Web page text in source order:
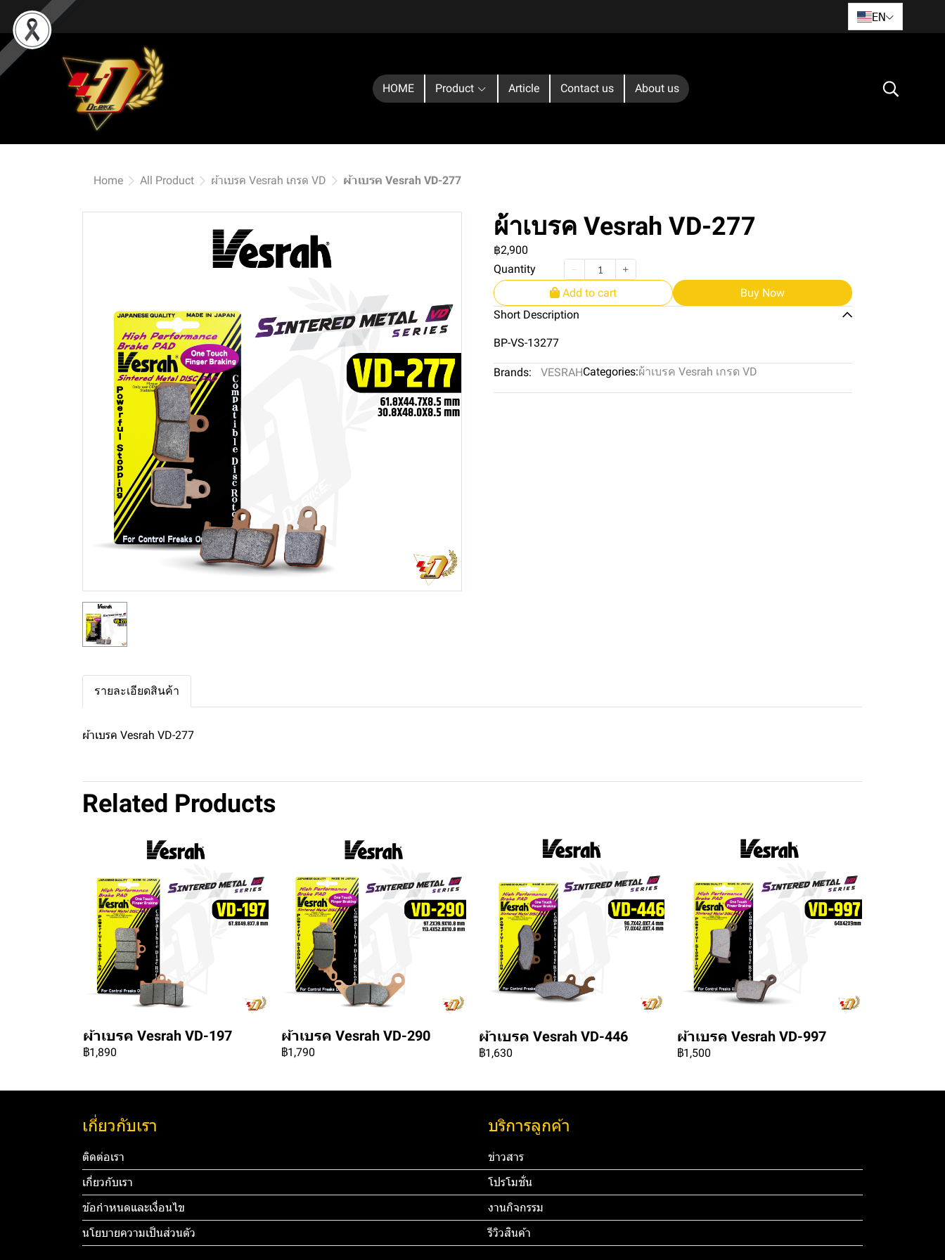
EN
HOME Product Article Contact us About us
Home All Product ผ้าเบรค Vesrah เกรด VD ผ้าเบรค Vesrah VD-277
ผ้าเบรค Vesrah VD-277
฿2,900
Quantity
Add to cart
Buy Now
Short Description
BP-VS-13277
Brands: VESRAHCategories:ผ้าเบรค Vesrah เกรด VD
รายละเอียดสินค้า
ผ้าเบรค Vesrah VD-277
Related Products
ผ้าเบรค Vesrah VD-197
฿1,890
ผ้าเบรค Vesrah VD-290
฿1,790
ผ้าเบรค Vesrah VD-446
฿1,630
ผ้าเบรค Vesrah VD-997
฿1,500
เกี่ยวกับเรา
ติดต่อเรา
เกี่ยวกับเรา
ข้อกำหนดและเงื่อนไข
นโยบายความเป็นส่วนตัว
บริการลูกค้า
ข่าวสาร
โปรโมชั่น
งานกิจกรรม
รีวิวสินค้า